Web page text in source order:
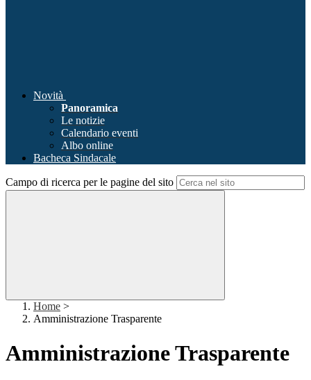
Novità
Panoramica
Le notizie
Calendario eventi
Albo online
Bacheca Sindacale
Campo di ricerca per le pagine del sito
Home >
Amministrazione Trasparente
Amministrazione Trasparente